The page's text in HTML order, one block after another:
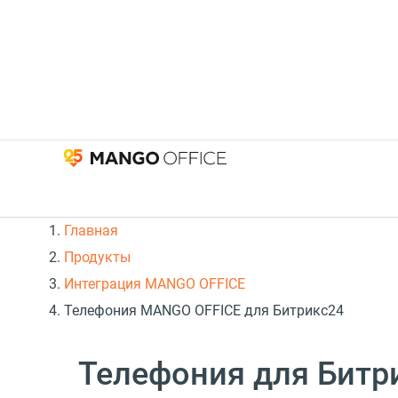
Главная
Продукты
Интеграция MANGO OFFICE
Телефония MANGO OFFICE для Битрикс24
Телефония для